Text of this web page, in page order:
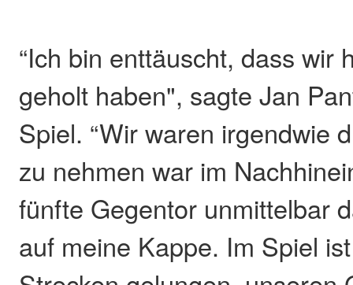
“Ich bin enttäuscht, dass wir
geholt haben", sagte Jan
Spiel. “Wir waren irgendwie
zu nehmen war im
fünfte Gegentor unmittelbar
auf meine Kappe. Im Spiel